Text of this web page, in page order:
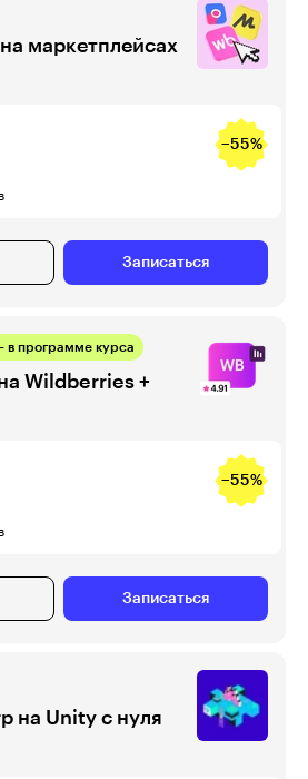
маркетплейсах
−55%
Записаться
в программе курса
Wildberries +
−55%
Записаться
на Unity с нуля